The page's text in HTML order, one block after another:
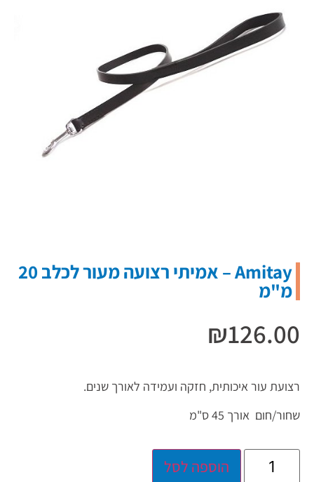
Amitay – אמיתי רצועה מעור לכלב 20
מ"מ
₪126.00
רצועת עור איכותית, חזקה ועמידה לאורך שנים.
שחור/חום אורך 45 ס"מ
הוספה לסל